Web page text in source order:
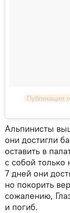
Публикация
Альпинисты
они достигли
оставить в
с собой только
7 дней они
но покорить
сожалению,
и погиб.